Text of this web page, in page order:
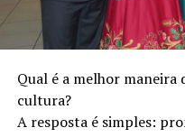
Qual é a melhor maneira
cultura?
A resposta é simples: